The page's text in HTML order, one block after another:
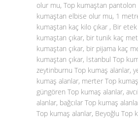
olur mu, Top kumaştan
kumaştan elbise olur mu, 1
kumaştan kaç kilo çıkar , Bir
kumaştan çıkar, bir tunik kaç
kumaştan çıkar, bir pijama kaç
kumaştan çıkar, İstanbul Top
zeytinburnu Top kumaş alanlar,
kumaş alanlar, merter Top
güngören Top kumaş alanlar,
alanlar, bağcılar Top kumaş
Top kumaş alanlar, Beyoğlu Top